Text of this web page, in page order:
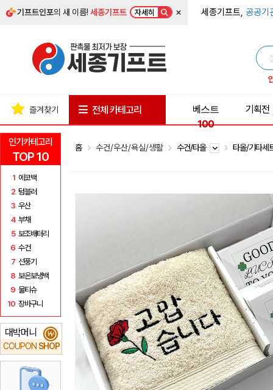
기프트인포의 새 이름!세종기프트 자세히 × 세종기프트, 공공기
인기카테고리
TOP 10
1 에코백
2 텀블러
3 우산
4 부채
5 보조배터리
6 수건
7 선풍기
8 보온보냉백
9 물티슈
10 장바구니
대박머니
COUPON SHOP
₩
즐겨찾기 전체 카테고리
베스트
100
기획전
홈 수건/우산/욕실/생활 수건/타올 타올/기타